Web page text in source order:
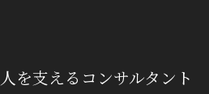
を支えるコンサルタント